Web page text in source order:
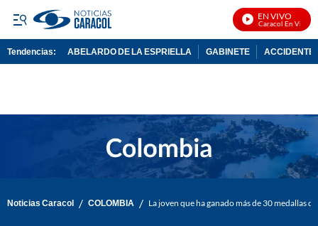
EN VIVO
Noticias Caracol En Vivo
Tendencias: ABELARDO DE LA ESPRIELLA GABINETE ACCIDENTE
Noticias Caracol / COLOMBIA / La joven que ha ganado más de 30 medallas